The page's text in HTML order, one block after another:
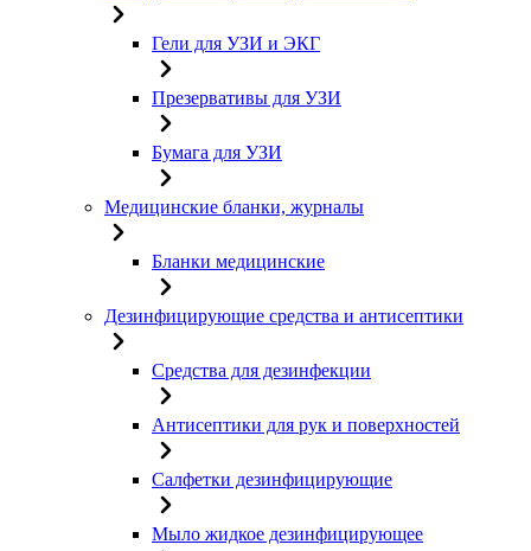
Гели для УЗИ и ЭКГ
Презервативы для УЗИ
Бумага для УЗИ
Медицинские бланки, журналы
Бланки медицинские
Дезинфицирующие средства и антисептики
Средства для дезинфекции
Антисептики для рук и поверхностей
Салфетки дезинфицирующие
Мыло жидкое дезинфицирующее